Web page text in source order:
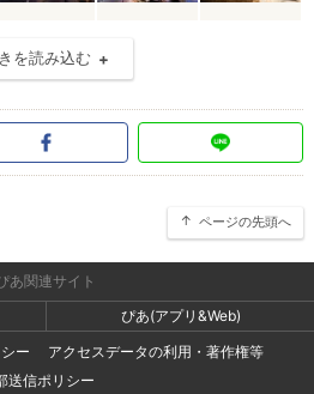
を読み込む
ページの先頭へ
あ関連サイト
ぴあ(アプリ&Web)
ー
アクセスデータの利用・著作権等
送信ポリシー